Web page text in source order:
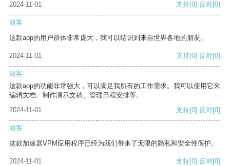
2024-11-01 支持[0] 反对[0]
游客
这款app的用户群体非常庞大，我可以结识到来自世界各地的朋友。
2024-11-01 支持[0] 反对[0]
游客
这款app的功能非常强大，可以满足我所有的工作需求。我可以使用它来
编辑文档、制作演示文稿、管理日程安排等。
2024-11-01
支持[0] 反对[0]
游客
这款加速器VPM应用程序已经为我们带来了无限的隐私和安全性保护。
2024-11-01 支持[0] 反对[0]